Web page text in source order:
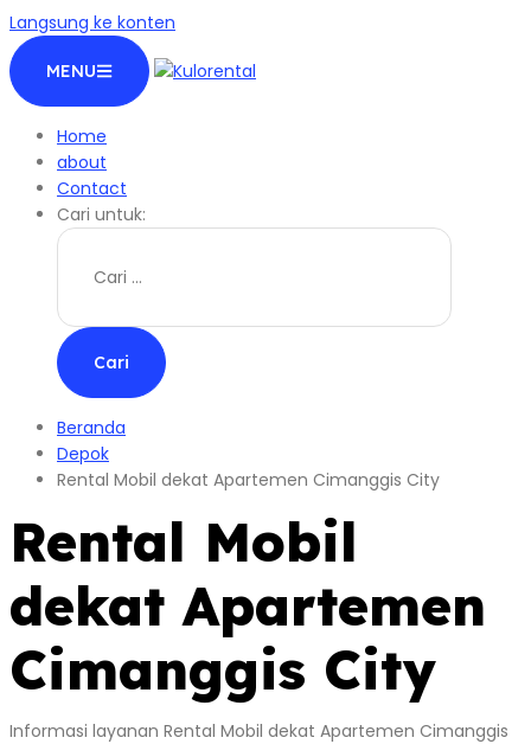
Langsung ke konten
MENU
Home
about
Contact
Cari untuk:
Beranda
Depok
Rental Mobil dekat Apartemen Cimanggis City
Rental Mobil
dekat Apartemen
Cimanggis City
Informasi layanan Rental Mobil dekat Apartemen Cimanggis